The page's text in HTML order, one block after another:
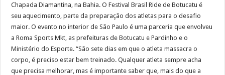
Chapada Diamantina, na Bahia. O Festival Brasil Ride de Botucatu é
seu aquecimento, parte da preparação dos atletas para o desafio
maior. O evento no interior de São Paulo é uma parceria que envolveu
a Roma Sports Mkt, as prefeituras de Botucatu e Pardinho e o
Ministério do Esporte. “São sete dias em que o atleta massacra o
corpo, é preciso estar bem treinado. Qualquer atleta sempre acha
que precisa melhorar, mas é importante saber que, mais do que a